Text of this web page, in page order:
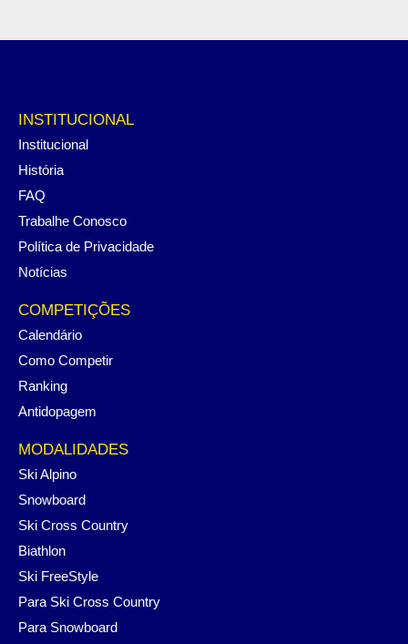
INSTITUCIONAL
Institucional
História
FAQ
Trabalhe Conosco
Política de Privacidade
Notícias
COMPETIÇÕES
Calendário
Como Competir
Ranking
Antidopagem
MODALIDADES
Ski Alpino
Snowboard
Ski Cross Country
Biathlon
Ski FreeStyle
Para Ski Cross Country
Para Snowboard